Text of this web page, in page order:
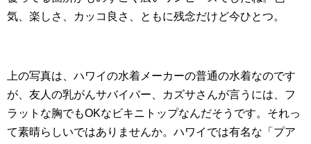
気、楽しさ、カッコ良さ、ともに残念だけど今ひとつ。
上の写真は、ハワイの水着メーカーの普通の水着なのです
が、友人の乳がんサバイバー、カズサさんが言うには、フ
ラットな胸でもOKなビキニトップなんだそうです。それっ
て素晴らしいではありませんか。ハワイでは有名な「プア